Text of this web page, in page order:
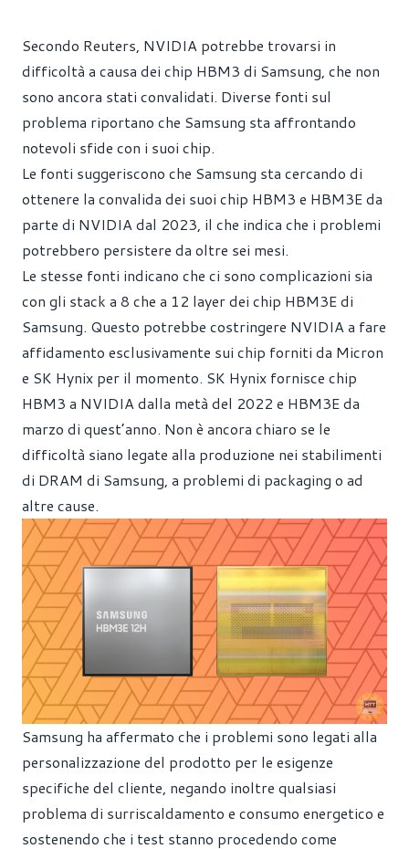
Secondo Reuters, NVIDIA potrebbe trovarsi in
difficoltà a causa dei chip HBM3 di Samsung, che non
sono ancora stati convalidati. Diverse fonti sul
problema riportano che Samsung sta affrontando
notevoli sfide con i suoi chip.
Le fonti suggeriscono che Samsung sta cercando di
ottenere la convalida dei suoi chip HBM3 e HBM3E da
parte di NVIDIA dal 2023, il che indica che i problemi
potrebbero persistere da oltre sei mesi.
Le stesse fonti indicano che ci sono complicazioni sia
con gli stack a 8 che a 12 layer dei chip HBM3E di
Samsung. Questo potrebbe costringere NVIDIA a fare
affidamento esclusivamente sui chip forniti da Micron
e SK Hynix per il momento. SK Hynix fornisce chip
HBM3 a NVIDIA dalla metà del 2022 e HBM3E da
marzo di quest’anno. Non è ancora chiaro se le
difficoltà siano legate alla produzione nei stabilimenti
di DRAM di Samsung, a problemi di packaging o ad
altre cause.
Samsung ha affermato che i problemi sono legati alla
personalizzazione del prodotto per le esigenze
specifiche del cliente, negando inoltre qualsiasi
problema di surriscaldamento e consumo energetico e
sostenendo che i test stanno procedendo come